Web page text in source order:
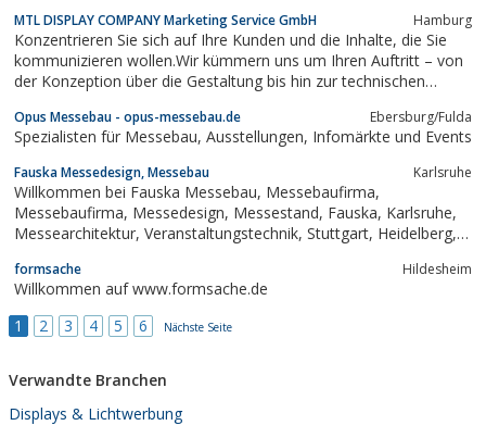
maßgeschneiderte Lösungen für Ihren Messestand an, den wir
als Full Service Anbieter auch gerne für Sie realisieren.
MTL DISPLAY COMPANY Marketing Service GmbH Hamburg
Konzentrieren Sie sich auf Ihre Kunden und die Inhalte, die Sie
kommunizieren wollen.Wir kümmern uns um Ihren Auftritt – von
der Konzeption über die Gestaltung bis hin zur technischen
Motto „Wir zeigen, was Sie haben“ bietet die MTL DISPLAY
COMPANY seit vielen Jahren...
Opus Messebau - opus-messebau.de Ebersburg/Fulda
Spezialisten für Messebau, Ausstellungen, Infomärkte und Events
Fauska Messedesign, Messebau Karlsruhe
Willkommen bei Fauska Messebau, Messebaufirma,
Messebaufirma, Messedesign, Messestand, Fauska, Karlsruhe,
Messearchitektur, Veranstaltungstechnik, Stuttgart, Heidelberg,
, Hannover, Kongress, Messe, Planung, Werbeagentur,
Düsseldorf, Köln,...
formsache Hildesheim
Willkommen auf www.formsache.de
1
2 3 4 5 6 Nächste Seite
Verwandte Branchen
Displays & Lichtwerbung